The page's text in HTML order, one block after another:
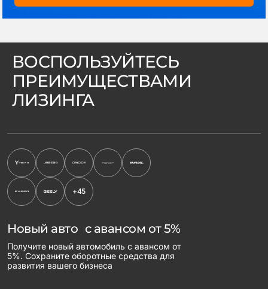
ВОСПОЛЬЗУЙТЕСЬ
ПРЕИМУЩЕСТВАМИ
ЛИЗИНГА
+45
Новый авто с авансом от 5%
Получите новый автомобиль с авансом от
5%. Сохраните оборотные средства для
развития вашего бизнеса